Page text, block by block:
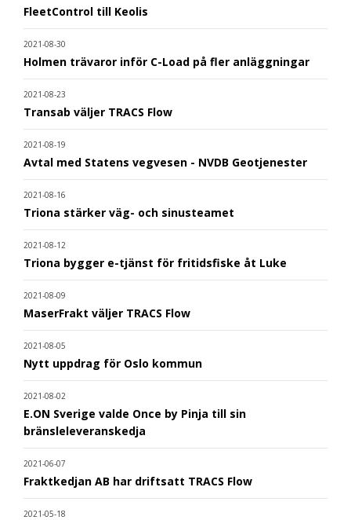
FleetControl till Keolis
2021-08-30
Holmen trävaror inför C-Load på fler anläggningar
2021-08-23
Transab väljer TRACS Flow
2021-08-19
Avtal med Statens vegvesen - NVDB Geotjenester
2021-08-16
Triona stärker väg- och sinusteamet
2021-08-12
Triona bygger e-tjänst för fritidsfiske åt Luke
2021-08-09
MaserFrakt väljer TRACS Flow
2021-08-05
Nytt uppdrag för Oslo kommun
2021-08-02
E.ON Sverige valde Once by Pinja till sin
bränsleleveranskedja
2021-06-07
Fraktkedjan AB har driftsatt TRACS Flow
2021-05-18